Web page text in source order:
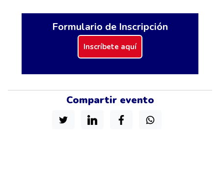
Formulario de Inscripción
Inscríbete aquí
Compartir evento